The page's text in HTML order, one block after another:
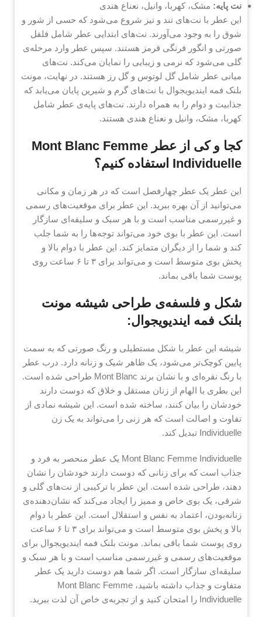
نت پایه: مشک، کهربا، وانیل، نعناع هندی
این عطر با نت‌های تند و تیز شروع می‌شود که حسی از شور و
شوق را به وجود می‌آورند. نت‌های ابتدایی عطر شامل فلفل
صورتی و انگور فرنگی قرمز هستند. سپس عطر وارد مرحله‌ی
گلی می‌شود که نرمی و زیبایی را نمایان می‌کند. نت‌های
میانی عطر شامل گل لوتوس و گل رز هستند. در نهایت، مونت
بلنک فمه ایندیویجوال با نت‌های گرم و شیرین پایان می‌یابد که
جذابیت و دوام را به همراه دارند. نت‌های پایه‌ی عطر شامل
کهربا، مشک، وانیل و نعناع هندی هستند.
کجا و کی از عطر Mont Blanc Femme
Individuelle استفاده کنیم؟
این عطر یک عطر چهارفصل است که در هر زمان و مکانی
می‌توانید از آن بهره ببرید. این عطر برای موقعیت‌های رسمی
و غیررسمی مناسب است و با هر سبک و سلیقه‌ای سازگار
است. این عطر با بوی خود می‌تواند توجه‌ها را به شما جلب
کند و شما را از دیگران متمایز کند. این عطر با دوام بالا و
پخش بوی متوسط است و می‌تواند برای ۳ تا ۶ ساعت روی
پوست شما باقی بماند.
شکل و فلسفه‌ی طراحی شیشه مونت
بلنک فمه ایندیویجوال:
شیشه این عطر با شکل مستطیلی و رنگ صورتی که به سمت
پایین کوچک‌تر می‌شود، یک ظاهر شیک و زنانه دارد. درب عطر
با رنگ نقره‌ای و با نشان برند Mont Blanc طراحی شده است.
این بطری با الهام از زنان مستقل و خلاق که دوست دارند
خودشان را بیان کنند، ساخته شده است. این شیشه نمادی از
تفاوت و اصالت است که هر زنی را می‌تواند به یک زن
Individuelle تبدیل کند.
Mont Blanc Femme Individuelle یک عطر منحصر به فرد و
جذاب است که برای زنانی که دوست دارند خودشان را نشان
دهند، طراحی شده است. این عطر با ترکیبی از نت‌های گلی و
شرقی، یک بوی خاص و ممیز را ایجاد می‌کند که نشان‌دهنده‌ی
زنانه‌بودن، اعتماد به نفس و استقلال است. این عطر با دوام
بالا و پخش بوی متوسط است و می‌تواند برای ۳ تا ۶ ساعت
روی پوست شما باقی بماند. مونت بلنک فمه ایندیویجوال برای
موقعیت‌های رسمی و غیررسمی مناسب است و با هر سبک و
سلیقه‌ای سازگار است. اگر شما هم دوست دارید یک عطر
متفاوت و جذاب داشته باشید، Mont Blanc Femme
Individuelle را امتحان کنید و از تجربه‌ی خاص آن لذت ببرید.